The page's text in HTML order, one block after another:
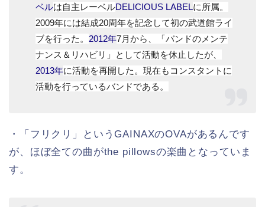
ベルは自主レーベルDELICIOUS LABELに所属。
2009年には結成20周年を記念して初の武道館ライ
ブを行った。 2012年7月から、「バンドのメンテ
ナンス＆リハビリ」として活動を休止したが、
2013年に活動を再開した 。現在もコンスタントに
活動を行っているバンドである。
・「フリクリ」というGAINAXのOVAがあるんです
が、ほぼ全ての曲がthe pillowsの楽曲となっていま
す。